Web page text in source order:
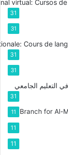
virtual: Cursos
31
31
Cours de
31
31
التعليم الجامعي
31
11
11
11